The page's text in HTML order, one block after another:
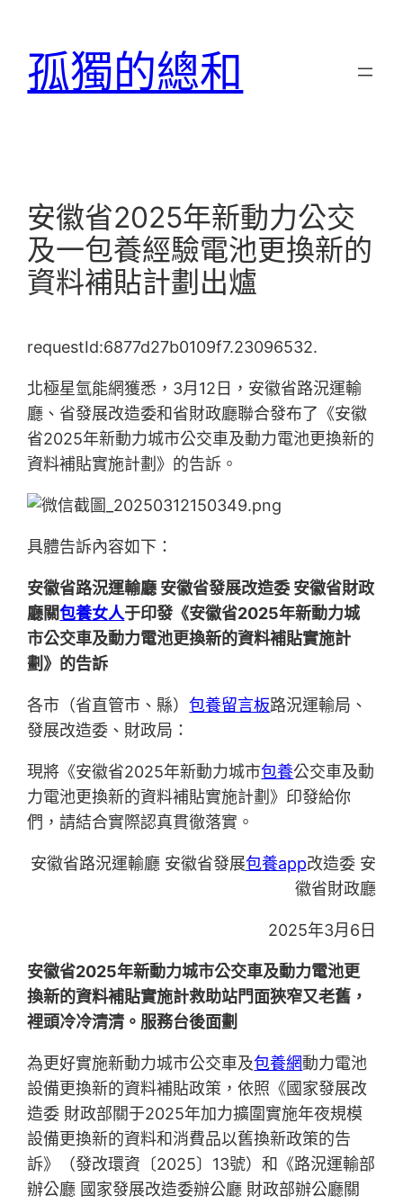
孤獨的總和
安徽省2025年新動力公交
及一包養經驗電池更換新的
資料補貼計劃出爐
requestId:6877d27b0109f7.23096532.
北極星氫能網獲悉，3月12日，安徽省路況運輸
廳、省發展改造委和省財政廳聯合發布了《安徽
省2025年新動力城市公交車及動力電池更換新的
資料補貼實施計劃》的告訴。
具體告訴內容如下：
安徽省路況運輸廳 安徽省發展改造委 安徽省財政
廳關包養女人于印發《安徽省2025年新動力城
市公交車及動力電池更換新的資料補貼實施計
劃》的告訴
各市（省直管市、縣）包養留言板路況運輸局、
發展改造委、財政局：
現將《安徽省2025年新動力城市包養公交車及動
力電池更換新的資料補貼實施計劃》印發給你
們，請結合實際認真貫徹落實。
安徽省路況運輸廳 安徽省發展包養app改造委 安
徽省財政廳
2025年3月6日
安徽省2025年新動力城市公交車及動力電池更
換新的資料補貼實施計救助站門面狹窄又老舊，
裡頭冷冷清清。服務台後面劃
為更好實施新動力城市公交車及包養網動力電池
設備更換新的資料補貼政策，依照《國家發展改
造委 財政部關于2025年加力擴圍實施年夜規模
設備更換新的資料和消費品以舊換新政策的告
訴》（發改環資〔2025〕13號）和《路況運輸部
辦公廳 國家發展改造委辦公廳 財政部辦公廳關